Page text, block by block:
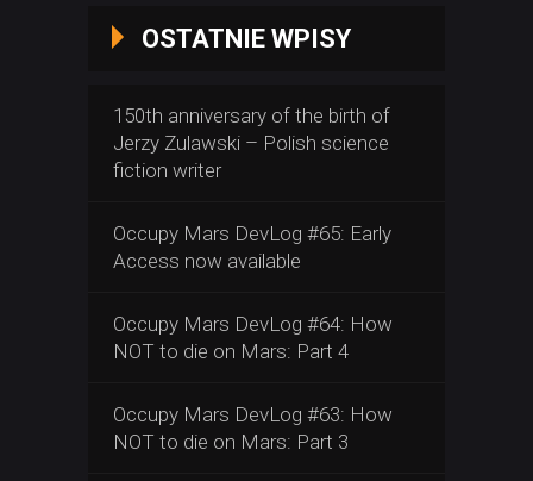
OSTATNIE WPISY
150th anniversary of the birth of
Jerzy Zulawski – Polish science
fiction writer
Occupy Mars DevLog #65: Early
Access now available
Occupy Mars DevLog #64: How
NOT to die on Mars: Part 4
Occupy Mars DevLog #63: How
NOT to die on Mars: Part 3